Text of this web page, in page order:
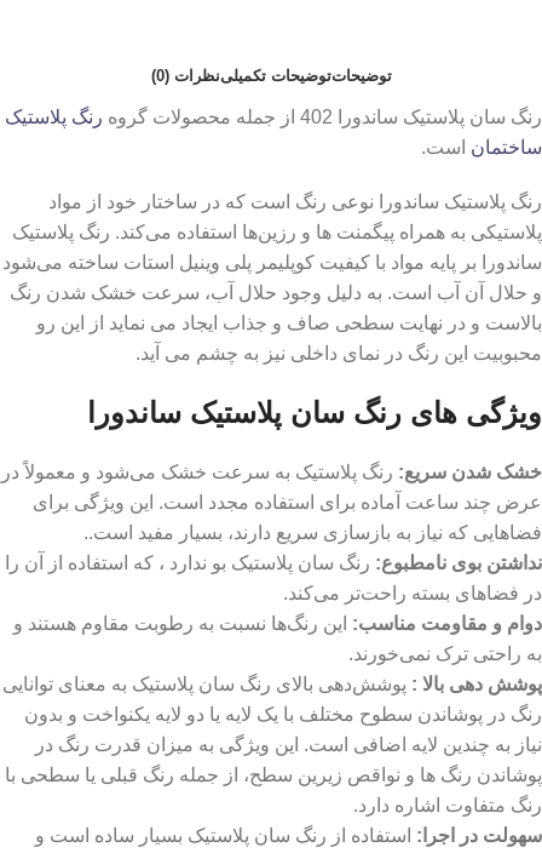
توضیحاتتوضیحات تکمیلینظرات (0)
رنگ سان پلاستیک ساندورا 402 از جمله محصولات گروه
رنگ پلاستیک
ساختمان است.
رنگ پلاستیک ساندورا نوعی رنگ است که در ساختار خود از مواد
پلاستیکی به همراه پیگمنت‌ ها و رزین‌ها استفاده می‌کند. رنگ پلاستیک
ساندورا بر پایه مواد با کیفیت کوپلیمر پلی وینیل استات ساخته می‌شود
و حلال آن آب است. به دلیل وجود حلال آب، سرعت خشک شدن رنگ
بالاست و در نهایت سطحی صاف و جذاب ایجاد می نماید از این رو
محبوبیت این رنگ در نمای داخلی نیز به چشم می آید.
ویژگی های رنگ سان پلاستیک ساندورا
خشک شدن سریع: رنگ پلاستیک به سرعت خشک می‌شود و معمولاً در
عرض چند ساعت آماده برای استفاده مجدد است. این ویژگی برای
فضاهایی که نیاز به بازسازی سریع دارند، بسیار مفید است..
نداشتن بوی نامطبوع: رنگ سان پلاستیک بو ندارد ، که استفاده از آن را
در فضاهای بسته راحت‌تر می‌کند.
دوام و مقاومت مناسب: این رنگ‌ها نسبت به رطوبت مقاوم هستند و
به راحتی ترک نمی‌خورند.
پوشش‌ دهی بالا : پوشش‌دهی بالای رنگ سان پلاستیک به معنای توانایی
رنگ در پوشاندن سطوح مختلف با یک لایه یا دو لایه یکنواخت و بدون
نیاز به چندین لایه اضافی است. این ویژگی به میزان قدرت رنگ در
پوشاندن رنگ ‌ها و نواقص زیرین سطح، از جمله رنگ قبلی یا سطحی با
رنگ متفاوت اشاره دارد.
سهولت در اجرا: استفاده از رنگ سان پلاستیک بسیار ساده است و